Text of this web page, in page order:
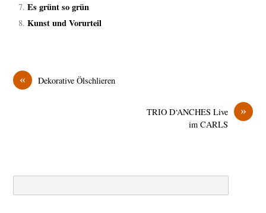
Es grünt so grün
Kunst und Vorurteil
« Dekorative Ölschlieren
»
TRIO D‘ANCHES Live
im CARLS